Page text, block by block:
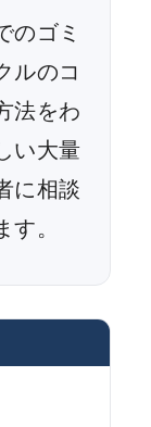
のゴミ
ルのコ
法をわ
い大量
に相談
。